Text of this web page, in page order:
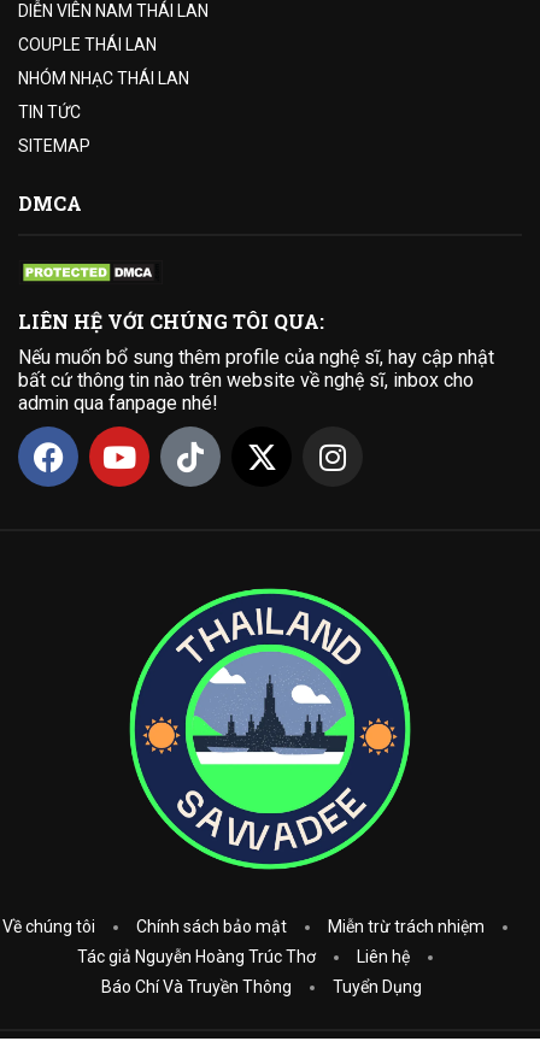
DIỄN VIÊN NAM THÁI LAN
COUPLE THÁI LAN
NHÓM NHẠC THÁI LAN
TIN TỨC
SITEMAP
DMCA
LIÊN HỆ VỚI CHÚNG TÔI QUA:
Nếu muốn bổ sung thêm profile của nghệ sĩ, hay cập nhật
bất cứ thông tin nào trên website về nghệ sĩ, inbox cho
admin qua fanpage nhé!
Về chúng tôi Chính sách bảo mật
Miễn trừ trách nhiệm
Tác giả Nguyễn Hoàng Trúc Thơ
Liên hệ
Báo Chí Và Truyền Thông
Tuyển Dụng